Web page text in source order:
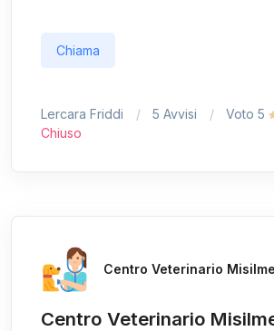
Chiama
Lercara Friddi 5 Avvisi
Voto 5
Chiuso
Centro Veterinario
Centro Veterinario